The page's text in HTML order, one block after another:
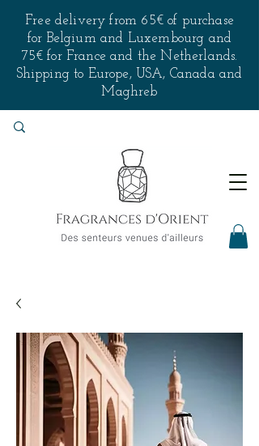
Free delivery from 65€ of purchase
for Belgium and Luxembourg and
75€ for France and the Netherlands.
Shipping to Europe, USA, Canada and
Maghreb